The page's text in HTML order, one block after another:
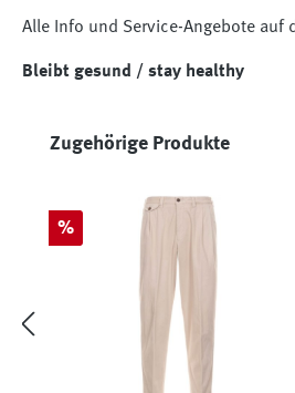
Alle Info und Service-Angebote auf
Bleibt gesund / stay healthy
Produktgalerie überspringen
Zugehörige Produkte
Rabatt
%